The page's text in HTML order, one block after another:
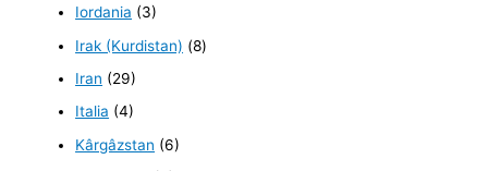
Iordania (3)
Irak (Kurdistan) (8)
Iran (29)
Italia (4)
Kârgâzstan (6)